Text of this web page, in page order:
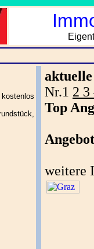
Nr.1 2 3
Top
weitere